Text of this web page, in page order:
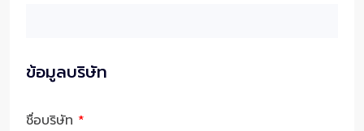
ข้อมูลบริษัท
ชื่อบริษัท *